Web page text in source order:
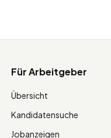
Für Arbeitgeber
Übersicht
Kandidatensuche
Jobanzeigen